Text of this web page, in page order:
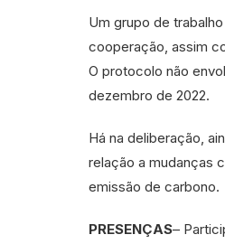
Um grupo de
cooperação, assim
O protocolo não
dezembro de 2022.
Há na deliberação,
relação a mudanças
emissão de carbono.
PRESENÇAS–